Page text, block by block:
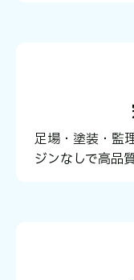
足場・塗装・監
ジンなしで高品